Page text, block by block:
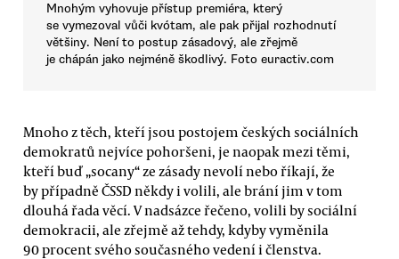
Mnohým vyhovuje přístup premiéra, který
se vymezoval vůči kvótam, ale pak přijal rozhodnutí
většiny. Není to postup zásadový, ale zřejmě
je chápán jako nejméně škodlivý. Foto euractiv.com
Mnoho z těch, kteří jsou postojem českých sociálních
demokratů nejvíce pohoršeni, je naopak mezi těmi,
kteří buď „socany“ ze zásady nevolí nebo říkají, že
by případně ČSSD někdy i volili, ale brání jim v tom
dlouhá řada věcí. V nadsázce řečeno, volili by sociální
demokracii, ale zřejmě až tehdy, kdyby vyměnila
90 procent svého současného vedení i členstva.